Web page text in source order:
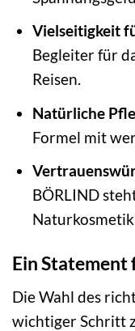
Vielseitigkeit
Begleiter für
Reisen.
Natürliche
Formel mit
BÖRLIND
Ein
Die Wahl des
wichtiger Schritt